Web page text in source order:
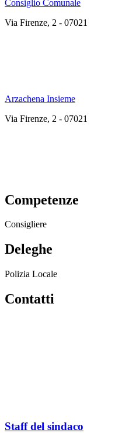
Consiglio Comunale
Via Firenze, 2 - 07021
Arzachena Insieme
Via Firenze, 2 - 07021
Competenze
Consigliere
Deleghe
Polizia Locale
Contatti
Staff del sindaco